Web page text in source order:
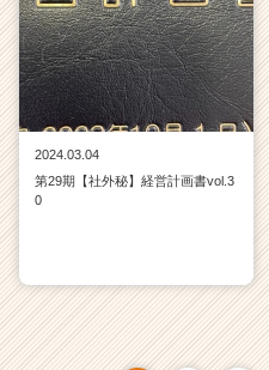
2024.03.04
第29期【社外秘】経営計画書vol.3
0